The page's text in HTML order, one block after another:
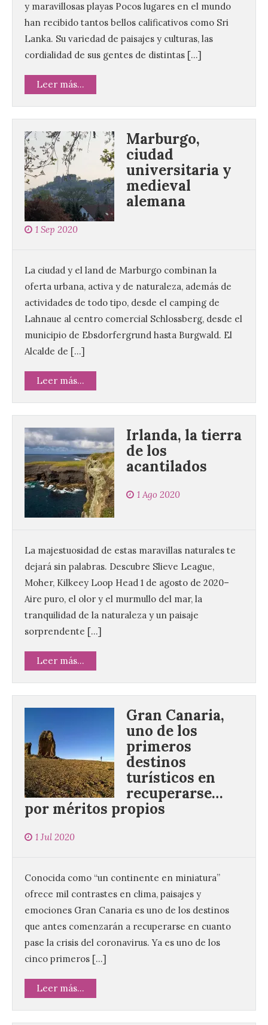
y maravillosas playas Pocos lugares en el mundo
han recibido tantos bellos calificativos como Sri
Lanka. Su variedad de paisajes y culturas, las
cordialidad de sus gentes de distintas […]
Leer más...
Marburgo,
ciudad
universitaria y
medieval
alemana
1 Sep 2020
La ciudad y el land de Marburgo combinan la
oferta urbana, activa y de naturaleza, además de
actividades de todo tipo, desde el camping de
Lahnaue al centro comercial Schlossberg, desde el
municipio de Ebsdorfergrund hasta Burgwald. El
Alcalde de […]
Leer más...
Irlanda, la tierra
de los
acantilados
1 Ago 2020
La majestuosidad de estas maravillas naturales te
dejará sin palabras. Descubre Slieve League,
Moher, Kilkeey Loop Head 1 de agosto de 2020–
Aire puro, el olor y el murmullo del mar, la
tranquilidad de la naturaleza y un paisaje
sorprendente […]
Leer más...
Gran Canaria,
uno de los
primeros
destinos
turísticos en
recuperarse…
por méritos propios
1 Jul 2020
Conocida como “un continente en miniatura”
ofrece mil contrastes en clima, paisajes y
emociones Gran Canaria es uno de los destinos
que antes comenzarán a recuperarse en cuanto
pase la crisis del coronavirus. Ya es uno de los
cinco primeros […]
Leer más...